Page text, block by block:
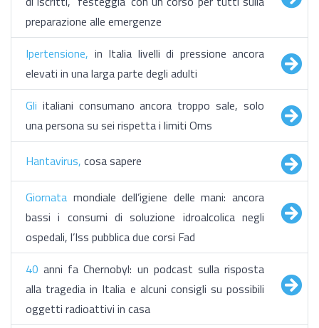
preparazione alle emergenze
Ipertensione, in Italia livelli di pressione ancora
elevati in una larga parte degli adulti
Gli italiani consumano ancora troppo sale, solo
una persona su sei rispetta i limiti Oms
Hantavirus, cosa sapere
Giornata mondiale dell’igiene delle mani: ancora
bassi i consumi di soluzione idroalcolica negli
ospedali, l’Iss pubblica due corsi Fad
40 anni fa Chernobyl: un podcast sulla risposta
alla tragedia in Italia e alcuni consigli su possibili
oggetti radioattivi in casa